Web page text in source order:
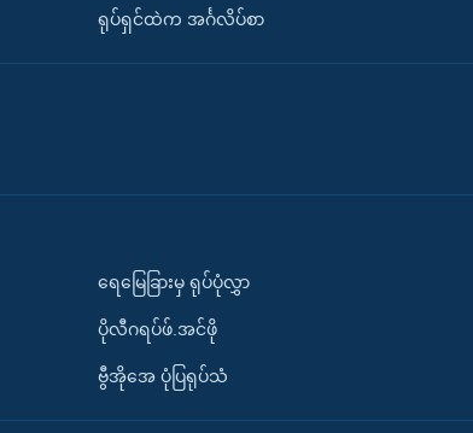
ရုပ်ရှင်ထဲက အင်္ဂလိပ်စာ
ရေမြေခြားမှ ရုပ်ပုံလွှာ
ပိုလီဂရပ်ဖ်.အင်ဖို
ဗွီအိုအေ ပုံပြရုပ်သံ